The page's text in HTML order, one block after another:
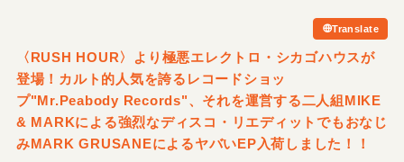
Translate
〈RUSH HOUR〉より極悪エレクトロ・シカゴハウスが
登場！カルト的人気を誇るレコードショッ
プ"Mr.Peabody Records"、それを運営する二人組MIKE
& MARKによる強烈なディスコ・リエディットでもおなじ
みMARK GRUSANEによるヤバいEP入荷しました！！